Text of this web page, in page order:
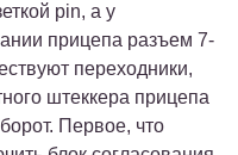
pin, а у
прицепа разъем 7-
переходники,
штеккера прицепа
Первое, что